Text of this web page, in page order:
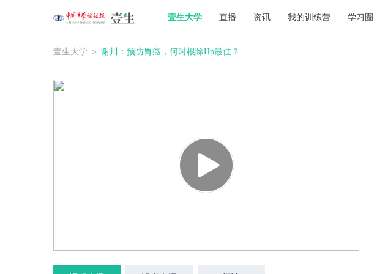
壹生大学 直播 资讯 我的训练营 学习圈
壹生大学 ＞ 谢川：预防胃癌，何时根除Hp最佳？